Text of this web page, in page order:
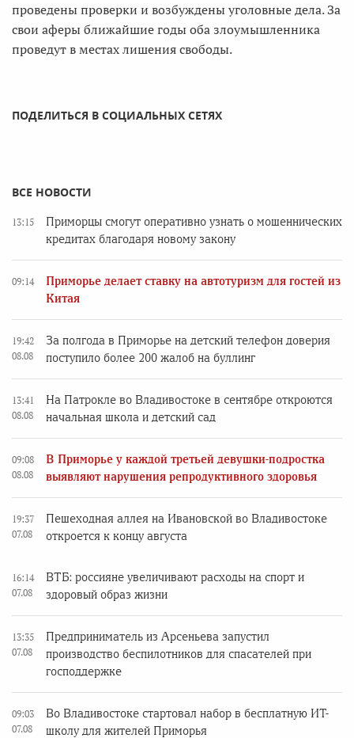
проведены проверки и возбуждены уголовные дела. За
свои аферы ближайшие годы оба злоумышленника
проведут в местах лишения свободы.
ПОДЕЛИТЬСЯ В СОЦИАЛЬНЫХ СЕТЯХ
ВСЕ НОВОСТИ
13:15
Приморцы смогут оперативно узнать о мошеннических
кредитах благодаря новому закону
09:14
Приморье делает ставку на автотуризм для гостей из
Китая
19:42
08.08
За полгода в Приморье на детский телефон доверия
поступило более 200 жалоб на буллинг
13:41
08.08
На Патрокле во Владивостоке в сентябре откроются
начальная школа и детский сад
09:08
08.08
В Приморье у каждой третьей девушки-подростка
выявляют нарушения репродуктивного здоровья
19:37
07.08
Пешеходная аллея на Ивановской во Владивостоке
откроется к концу августа
16:14
07.08
ВТБ: россияне увеличивают расходы на спорт и
здоровый образ жизни
13:35
07.08
Предприниматель из Арсеньева запустил
производство беспилотников для спасателей при
господдержке
09:03
07.08
Во Владивостоке стартовал набор в бесплатную ИТ-
школу для жителей Приморья